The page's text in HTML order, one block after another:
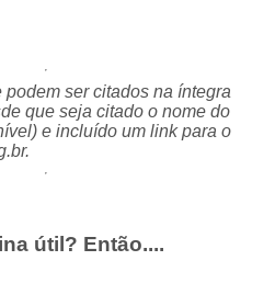
podem ser citados na íntegra
que seja citado o nome do
e incluído um link para o
.
útil? Então....